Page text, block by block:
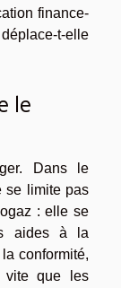
finance-
t-elle
le
Dans le
se limite pas
: elle se
aides à la
conformité,
vite que les